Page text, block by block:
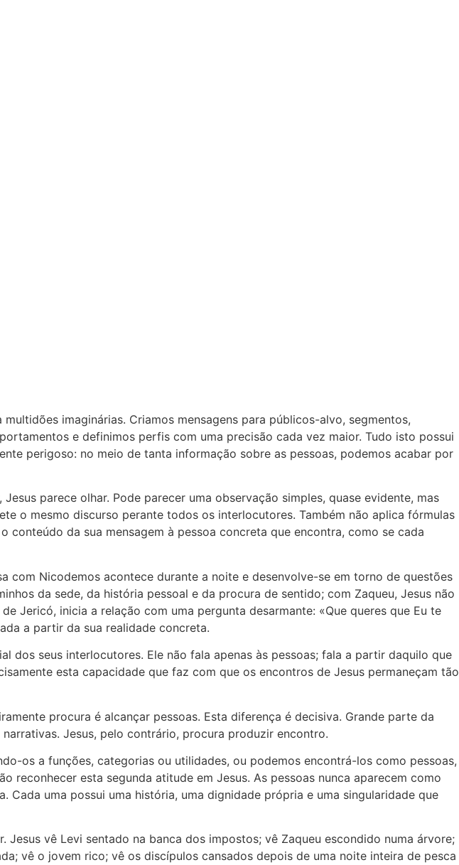
imaginárias. Criamos mensagens para públicos-alvo, segmentos,
e definimos perfis com uma precisão cada vez maior. Tudo isto possui
perigoso: no meio de tanta informação sobre as pessoas, podemos acabar por
parece olhar. Pode parecer uma observação simples, quase evidente, mas
o mesmo discurso perante todos os interlocutores. Também não aplica fórmulas
da sua mensagem à pessoa concreta que encontra, como se cada
com Nicodemos acontece durante a noite e desenvolve-se em torno de questões
da sede, da história pessoal e da procura de sentido; com Zaqueu, Jesus não
Jericó, inicia a relação com uma pergunta desarmante: «Que queres que Eu te
a partir da sua realidade concreta.
dos seus interlocutores. Ele não fala apenas às pessoas; fala a partir daquilo que
esta capacidade que faz com que os encontros de Jesus permaneçam tão
procura é alcançar pessoas. Esta diferença é decisiva. Grande parte da
Jesus, pelo contrário, procura produzir encontro.
os a funções, categorias ou utilidades, ou podemos encontrá-los como pessoas,
esta segunda atitude em Jesus. As pessoas nunca aparecem como
uma possui uma história, uma dignidade própria e uma singularidade que
vê Levi sentado na banca dos impostos; vê Zaqueu escondido numa árvore;
vê o jovem rico; vê os discípulos cansados depois de uma noite inteira de pesca